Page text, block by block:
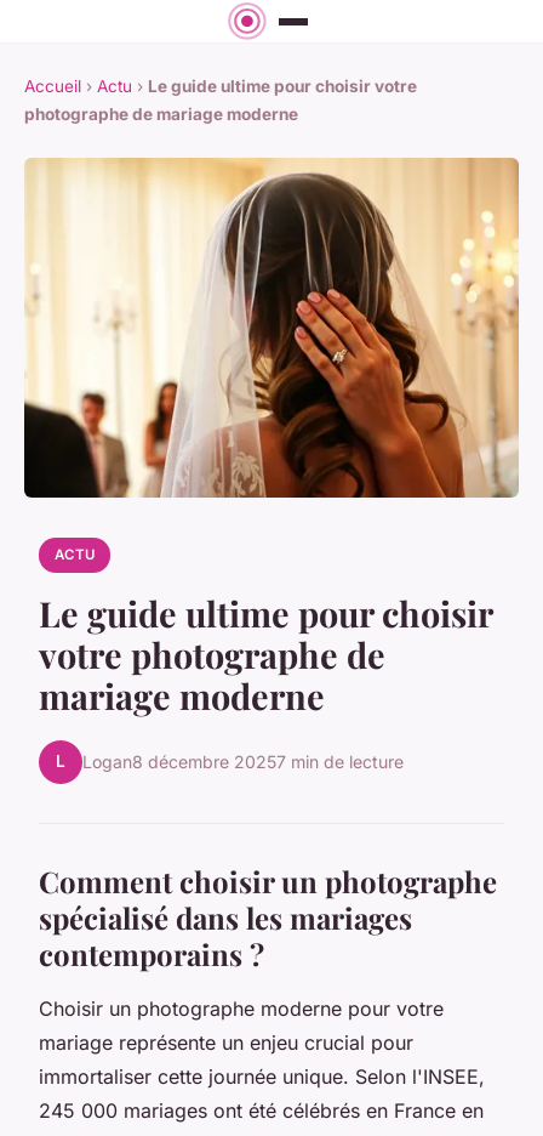
Accueil › Actu › Le guide ultime pour choisir votre
photographe de mariage moderne
ACTU
Le guide ultime pour choisir
votre photographe de
mariage moderne
L Logan8 décembre 20257 min de lecture
Comment choisir un photographe
spécialisé dans les mariages
contemporains ?
Choisir un photographe moderne pour votre
mariage représente un enjeu crucial pour
immortaliser cette journée unique. Selon l'INSEE,
245 000 mariages ont été célébrés en France en